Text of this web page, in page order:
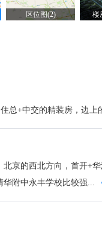
区位图(2) 楼
总+中交的精装房，边
北京的西北方向，首开+
华附中永丰学校比较强...